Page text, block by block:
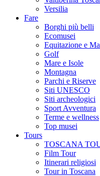
Versilia
Fare
Borghi più belli
Ecomusei
Equitazione e
Golf
Mare e Isole
Montagna
Parchi e Riserve
Siti UNESCO
Siti archeologici
Sport Avventura
Terme e wellness
Top musei
Tours
TOSCANA
Film Tour
Itinerari religiosi
Tour in Toscana